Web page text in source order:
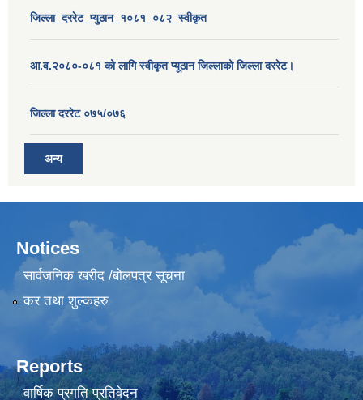
जिल्ला_दररेट_प्युठान_१०८१_०८२_स्वीकृत
आ.व.२०८०-०८१ को लागि स्वीकृत प्यूठान जिल्लाको जिल्ला दररेट।
जिल्ला दररेट ०७५/०७६
अन्य
Notices
सार्वजनिक खरीद /बोलपत्र सूचना
कर तथा शुल्कहरु
Reports
वार्षिक प्रगति प्रतिवेदन